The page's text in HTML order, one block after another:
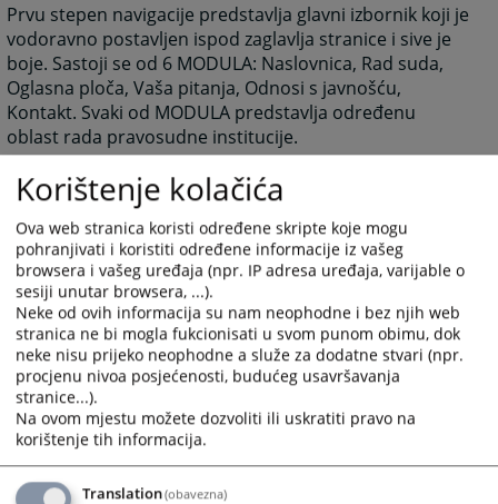
Prvu stepen navigacije predstavlja glavni izbornik koji je
vodoravno postavljen ispod zaglavlja stranice i sive je
boje. Sastoji se od 6 MODULA: Naslovnica, Rad suda,
Oglasna ploča, Vaša pitanja, Odnosi s javnošću,
Kontakt. Svaki od MODULA predstavlja određenu
oblast rada pravosudne institucije.
stepen navigacije, koja je vodoravno postavljena ispod
Glavnog izbornika i crvene je boje. Pomoću ovog
izbornika birate KATEGORIJU Vašeg interesovanja
unutar svakog MODULA.
Treći stepen navigacije predstavlja vertikalni izbornik,
koji se nalazi ispod izbornika KATEGORIJA, na desnoj
strani u odnosu na dio predviđen za sadržaj. Na ovom
izborniku birate PODKATEGORIJU, odnosno konkretan
sadržaj koji vas interesuje.
Posljednji dio predstavlja sadržajni dio izabrane
PODKATEGORIJE. Taj sadržajni dio može biti prikaz
konkretne vijesti ili prikaz drugih elemenata koje
Korištenje kolačića
Ova web stranica koristi određene skripte koje mogu
pohranjivati i koristiti određene informacije iz vašeg
browsera i vašeg uređaja (npr. IP adresa uređaja, varijable o
sesiji unutar browsera, ...).
Neke od ovih informacija su nam neophodne i bez njih web
stranica ne bi mogla fukcionisati u svom punom obimu, dok
neke nisu prijeko neophodne a služe za dodatne stvari (npr.
procjenu nivoa posjećenosti, budućeg usavršavanja
stranice...).
Na ovom mjestu možete dozvoliti ili uskratiti pravo na
korištenje tih informacija.
Translation(obavezna)